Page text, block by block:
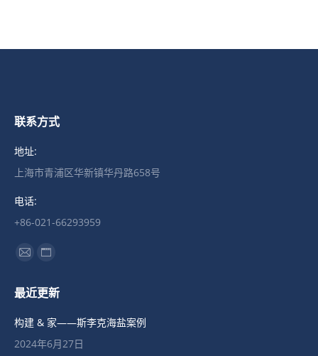
联系方式
地址:
上海市青浦区华新镇华丹路658号
电话:
+86-021-66293959
找到我们：
Mail
opens
in
window
Website
opens
in
window
最近更新
构建 & 家——斯李克海盐案例
2024年6月27日